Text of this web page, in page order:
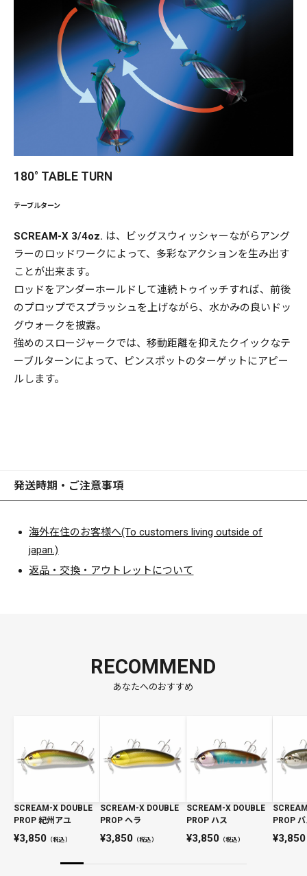
180° TABLE TURN
テーブルターン
SCREAM-X 3/4oz. は、ビッグスウィッシャーながらアング
ラーのロッドワークによって、多彩なアクションを生み出す
ことが出来ます。
ロッドをアンダーホールドして連続トゥイッチすれば、前後
のプロップでスプラッシュを上げながら、水かみの良いドッ
グウォークを披露。
強めのスロージャークでは、移動距離を抑えたクイックなテ
ーブルターンによって、ピンスポットのターゲットにアピー
ルします。
発送時期・ご注意事項
海外在住のお客様へ(To customers living outside of
japan.)
返品・交換・アウトレットについて
RECOMMEND
あなたへのおすすめ
SCREAM-X DOUBLE
PROP 紀州アユ
3,850 （税込）
SCREAM-X DOUBLE
PROP ヘラ
3,850（税込）
SCREAM-X DOUBLE
PROP ハス
3,850（税込）
PROP
3,850